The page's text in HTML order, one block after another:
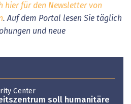
hier für den Newsletter von
. Auf dem Portal lesen Sie täglich
und neue
Center
soll humanitäre